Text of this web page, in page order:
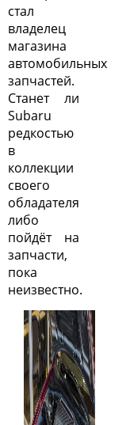
стал
владелец
магазина
автомобильных
запчастей.
Станет ли
Subaru
редкостью
в
коллекции
своего
обладателя
либо
пойдёт на
запчасти,
пока
неизвестно.